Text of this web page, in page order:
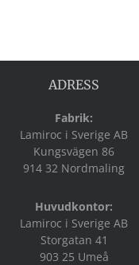
ADRESS
Fabrik:
Lamiroc i Sverige AB
Kungsvägen 86
914 32 Nordmaling
Huvudkontor:
Lamiroc i Sverige AB
Storgatan 41
903 25 Umeå